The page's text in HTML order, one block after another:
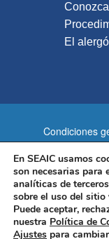
El
Condiciones
Política de
Política de
Mapa del sitio
Sociedad
En SEAIC usamos
son necesarias para
analíticas de
sobre el uso del sitio
Puede aceptar,
nuestra Política de
Ajustes para